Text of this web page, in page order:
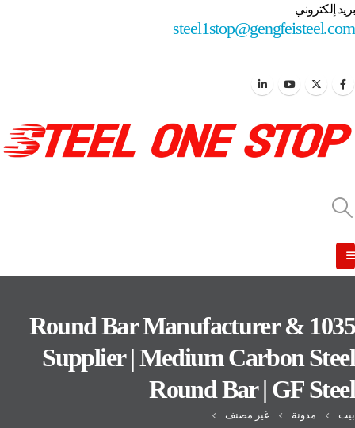
بريد إلكتروني
steel1stop@gengfeisteel.com
1035 Round Bar Manufacturer &
Supplier | Medium Carbon Steel
Round Bar | GF Steel
بيت مدونة
غير مصنف